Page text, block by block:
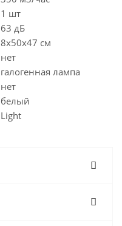
1 шт
63 дБ
8х50х47 см
нет
галогенная лампа
нет
белый
Light